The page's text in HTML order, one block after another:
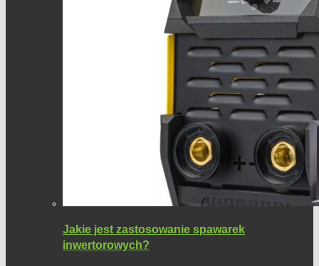
Jakie jest zastosowanie spawarek
inwertorowych?